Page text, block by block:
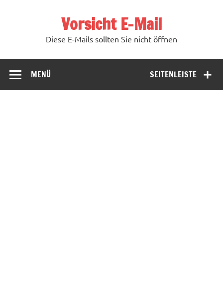
Vorsicht E-Mail
Diese E-Mails sollten Sie nicht öffnen
SEITENLEISTE
MENÜ